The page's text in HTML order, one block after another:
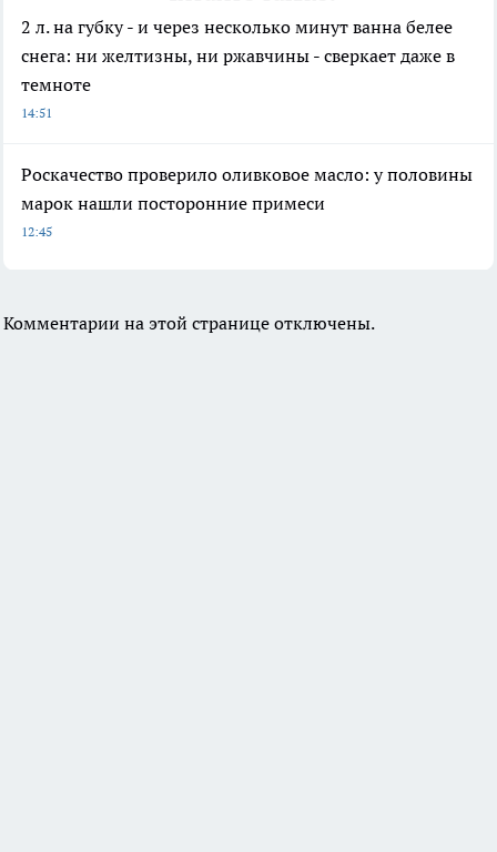
2 л. на губку - и через несколько минут ванна белее
снега: ни желтизны, ни ржавчины - сверкает даже в
темноте
14:51
Роскачество проверило оливковое масло: у половины
марок нашли посторонние примеси
12:45
Комментарии на этой странице отключены.